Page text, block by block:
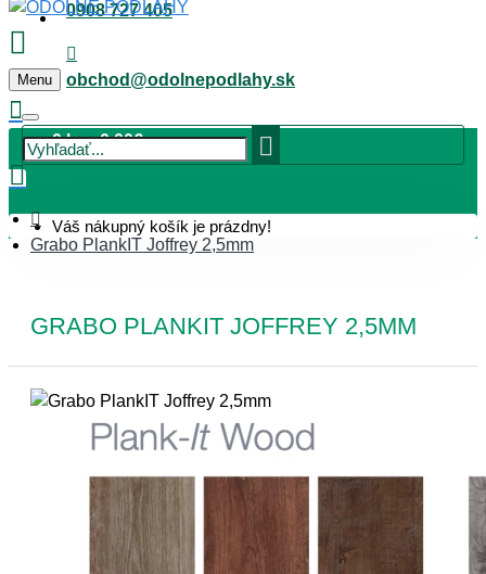
0908 727 405
obchod@odolnepodlahy.sk
Menu
0 ks - 0,00€
Váš nákupný košík je prázdny!
Grabo PlankIT Joffrey 2,5mm
GRABO PLANKIT JOFFREY 2,5MM